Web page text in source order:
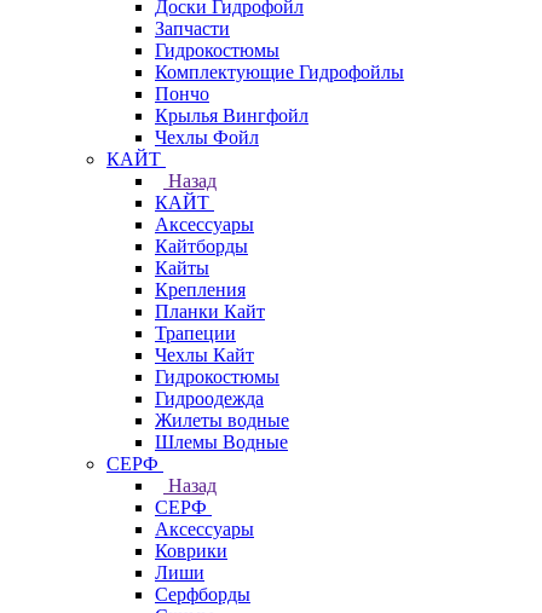
Доски Гидрофойл
Запчасти
Гидрокостюмы
Комплектующие Гидрофойлы
Пончо
Крылья Вингфойл
Чехлы Фойл
КАЙТ
Назад
КАЙТ
Аксессуары
Кайтборды
Кайты
Крепления
Планки Кайт
Трапеции
Чехлы Кайт
Гидрокостюмы
Гидроодежда
Жилеты водные
Шлемы Водные
СЕРФ
Назад
СЕРФ
Аксессуары
Коврики
Лиши
Серфборды